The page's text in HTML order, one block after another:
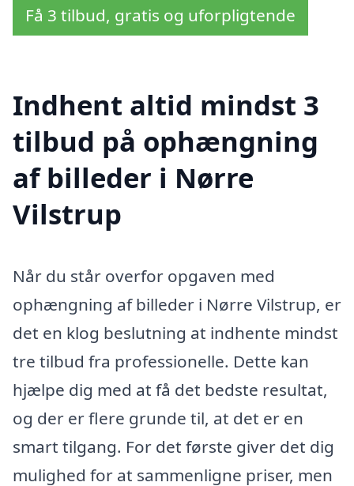
Få 3 tilbud, gratis og uforpligtende
Indhent altid mindst 3
tilbud på ophængning
af billeder i Nørre
Vilstrup
Når du står overfor opgaven med
ophængning af billeder i Nørre Vilstrup, er
det en klog beslutning at indhente mindst
tre tilbud fra professionelle. Dette kan
hjælpe dig med at få det bedste resultat,
og der er flere grunde til, at det er en
smart tilgang. For det første giver det dig
mulighed for at sammenligne priser, men